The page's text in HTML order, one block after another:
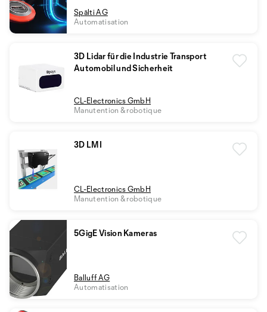
Spälti AG
Automatisation
3D Lidar für die Industrie Transport
Automobil und Sicherheit
CL-Electronics GmbH
Manutention & robotique
3D LMI
CL-Electronics GmbH
Manutention & robotique
5GigE Vision Kameras
Balluff AG
Automatisation